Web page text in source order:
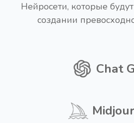
Нейросети, которые
создании
Chat